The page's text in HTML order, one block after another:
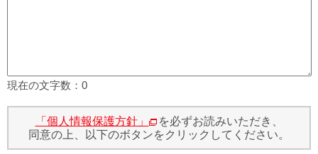
現在の文字数： 0
「個人情報保護方針」
を必ずお読みいただき、
同意の上、以下のボタンをクリックしてください。